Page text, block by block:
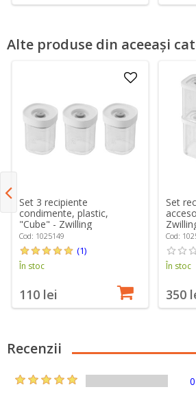
Alte produse din aceeași
Set 3 recipiente
condimente, plastic,
"Cube" - Zwilling
Cod: 1025149
(1)
În stoc
110 lei
Set
Cod:
În stoc
350
Recenzii
0